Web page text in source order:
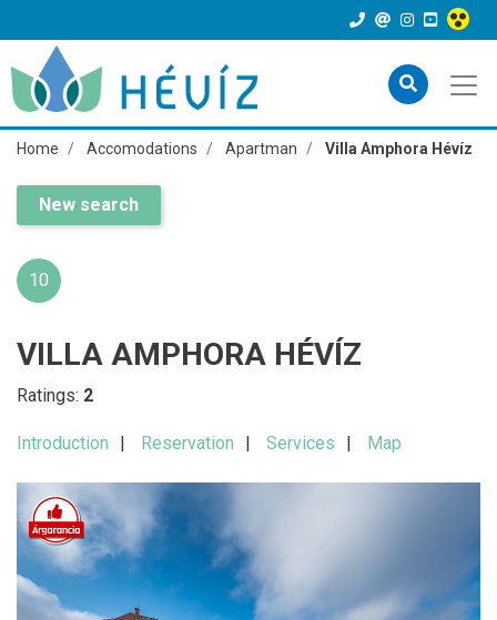
Home Accomodations Apartman Villa Amphora Hévíz
New search
10
VILLA AMPHORA HÉVÍZ
Ratings: 2
Introduction Reservation Services Map